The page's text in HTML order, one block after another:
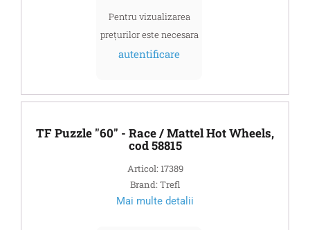
Pentru vizualizarea
prețurilor este necesara
autentificare
TF Puzzle "60" - Race / Mattel Hot Wheels,
cod 58815
Articol: 17389
Brand: Trefl
Mai multe detalii